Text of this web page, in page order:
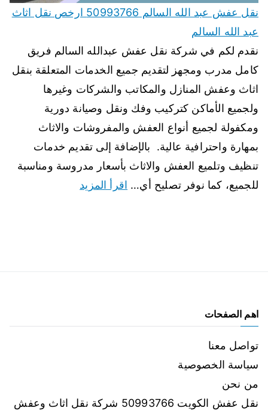
نقل عفش عبد الله السالم 50993766 ارخص نقل اثاث
عبد الله السالم
نقدم لكم في شركة نقل عفش عبدالله السالم فريق
كامل مدرب ومجهز لتقديم جميع الخدمات المتعلقة بنقل
اثاث وعفش المنازل والمكاتب والشركات وغيرها
ولجميع الأماكن كتركيب وفك ونقل وصيانة دورية
ومكفولة لجميع أنواع العفش والمفروشات والاثاث
بمهارة واحترافية عالية. بالإضافة إلى تقديم خدمات
تنظيف وتلميع العفش والاثاث بأسعار مدروسة ومناسبة
للجميع، كما نوفر تصليح أي… اقرأ المزيد
اهم الصفحات
تواصل معنا
سياسة الخصوصية
من نحن
نقل عفش الكويت 50993766 شركة نقل اثاث وعفش